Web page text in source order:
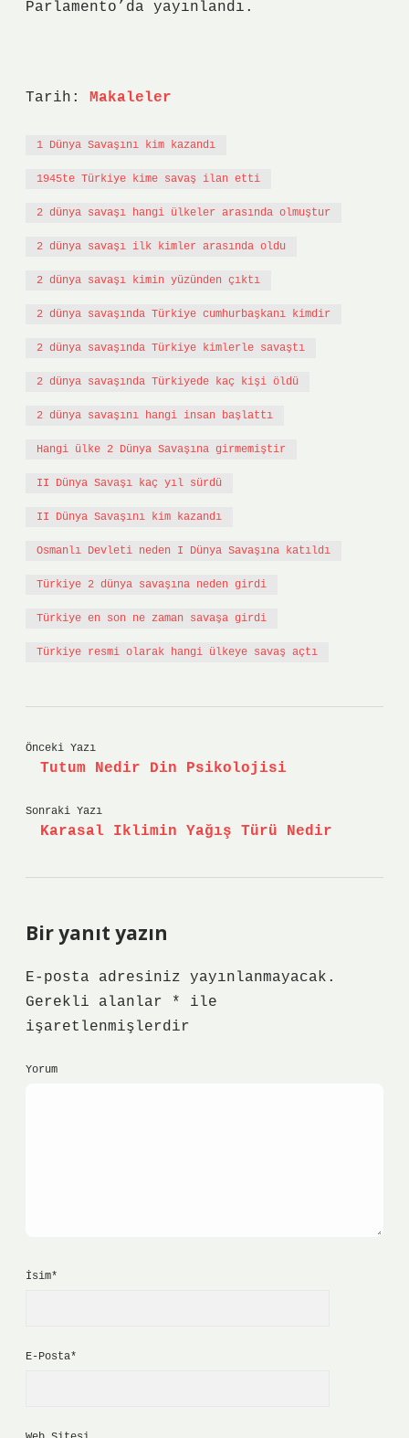
Parlamento’da yayınlandı.
Tarih: Makaleler
1 Dünya Savaşını kim kazandı
1945te Türkiye kime savaş ilan etti
2 dünya savaşı hangi ülkeler arasında olmuştur
2 dünya savaşı ilk kimler arasında oldu
2 dünya savaşı kimin yüzünden çıktı
2 dünya savaşında Türkiye cumhurbaşkanı kimdir
2 dünya savaşında Türkiye kimlerle savaştı
2 dünya savaşında Türkiyede kaç kişi öldü
2 dünya savaşını hangi insan başlattı
Hangi ülke 2 Dünya Savaşına girmemiştir
II Dünya Savaşı kaç yıl sürdü
II Dünya Savaşını kim kazandı
Osmanlı Devleti neden I Dünya Savaşına katıldı
Türkiye 2 dünya savaşına neden girdi
Türkiye en son ne zaman savaşa girdi
Türkiye resmi olarak hangi ülkeye savaş açtı
Önceki Yazı
Tutum Nedir Din Psikolojisi
Sonraki Yazı
Karasal Iklimin Yağış Türü Nedir
Bir yanıt yazın
E-posta adresiniz yayınlanmayacak.
Gerekli alanlar
*
ile
işaretlenmişlerdir
Yorum
İsim*
E-Posta*